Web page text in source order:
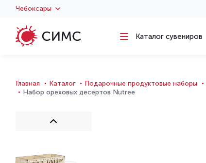
Чебоксары
Каталог сувениров
Главная Каталог Подарочные продуктовые наборы
Набор ореховых десертов Nutree